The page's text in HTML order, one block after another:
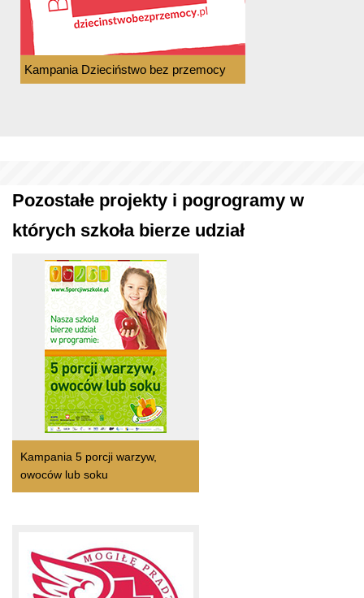
Kampania Dzieciństwo bez przemocy
Pozostałe projekty i pogrogramy w
których szkoła bierze udział
Kampania 5 porcji warzyw,
owoców lub soku